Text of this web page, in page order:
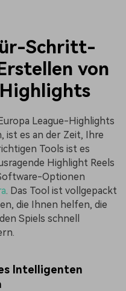
Schritt-
von
League-Highlights
ist es an der Zeit, Ihre
Tools ist es
Highlight Reels
Optionen
. Das Tool ist vollgepackt
die Ihnen helfen, die
Spiels schnell
Intelligenten